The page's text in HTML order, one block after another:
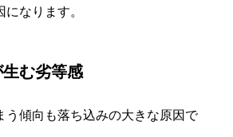
なります。
む劣等感
う傾向も落ち込みの大きな原因で